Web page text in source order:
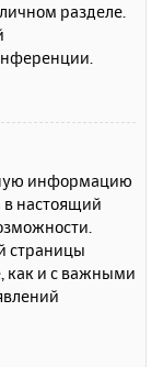
разделе.
информацию
настоящий
страницы
как и с важными